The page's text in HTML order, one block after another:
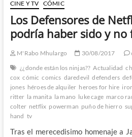
–
Lo
que
podría
sido
no
CINE Y TV CÓMIC
Los Defensores de
podría haber sido y no
M'Rabo Mhulargo 30/08/2017
¿¿donde están los ninjas?? Actualidad
cox cómic comics daredevil defenders
jones héroes de alquiler heroes for hire
ritter la manita la mano luke cage marco
colter netflix powerman puño de hierro
hand tv
Tras el merecedisimo homenaje a